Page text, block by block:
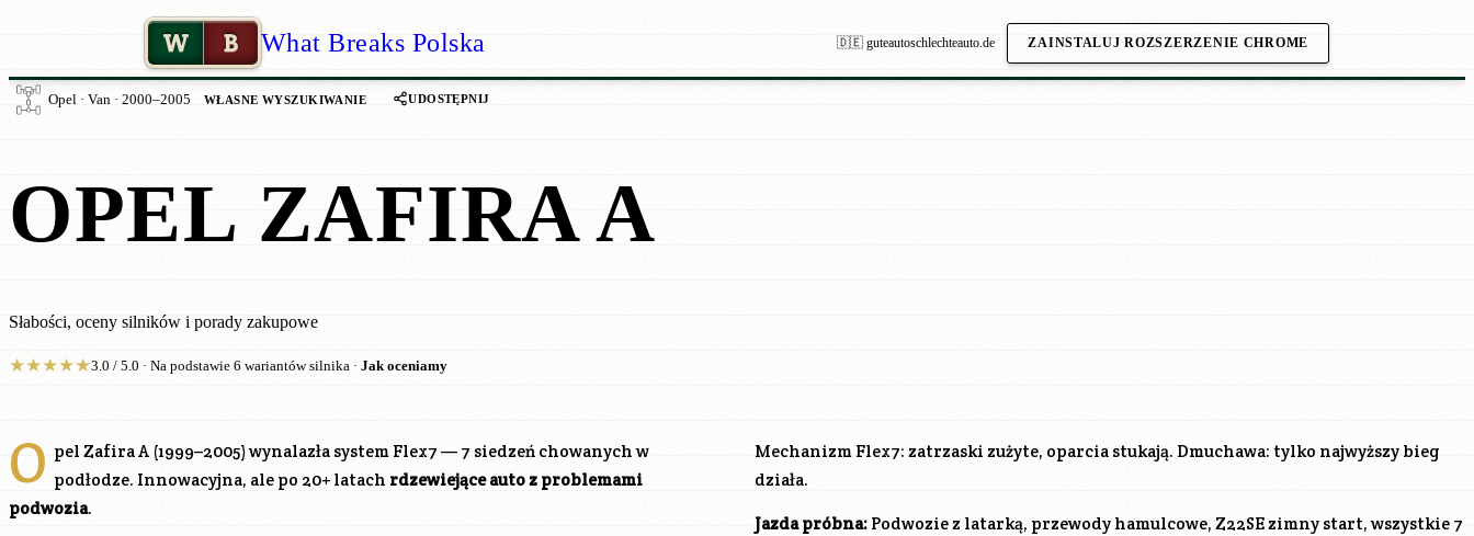
W B What Breaks Polska 🇩🇪 guteautoschlechteauto.de ZAINSTALUJ ROZSZERZENIE CHROME
Opel · Van · 2000–2005 WŁASNE WYSZUKIWANIE UDOSTĘPNIJ
OPEL ZAFIRA A
Słabości, oceny silników i porady zakupowe
★★★★★3.0 / 5.0 · Na podstawie 6 wariantów silnika · Jak oceniamy
O pel Zafira A (1999–2005) wynalazła system Flex7 — 7 siedzeń chowanych w
podłodze. Innowacyjna, ale po 20+ latach rdzewiejące auto z problemami
podwozia.
Mechanizm Flex7: zatrzaski zużyte, oparcia stukają. Dmuchawa: tylko najwyższy bieg
działa.
Jazda próbna: Podwozie z latarką, przewody hamulcowe, Z22SEzimny start, wszystkie 7